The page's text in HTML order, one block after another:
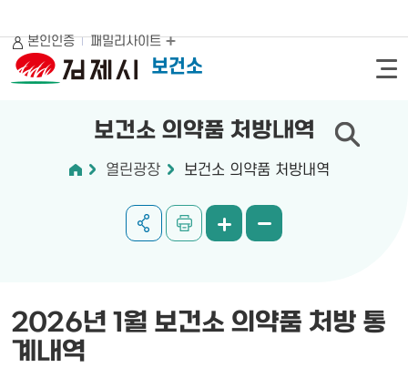
보건소
본인인증 패밀리사이트
보건소 의약품 처방내역
열린광장 보건소 의약품 처방내역
2026년 1월 보건소 의약품 처방 통
계내역